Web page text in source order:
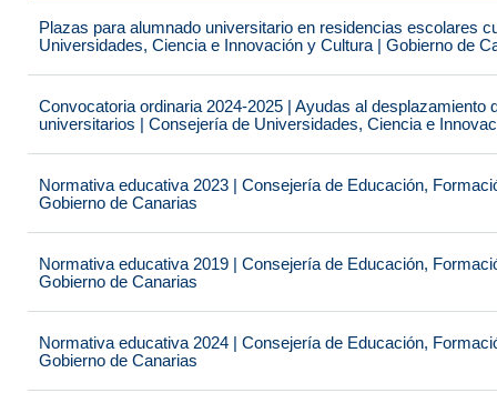
Plazas para alumnado universitario en residencias escolares
Universidades, Ciencia e Innovación y Cultura | Gobierno de
Convocatoria ordinaria 2024-2025 | Ayudas al desplazamiento
universitarios | Consejería de Universidades, Ciencia e
Normativa educativa 2023 | Consejería de Educación,
Gobierno de Canarias
Normativa educativa 2019 | Consejería de Educación,
Gobierno de Canarias
Normativa educativa 2024 | Consejería de Educación,
Gobierno de Canarias